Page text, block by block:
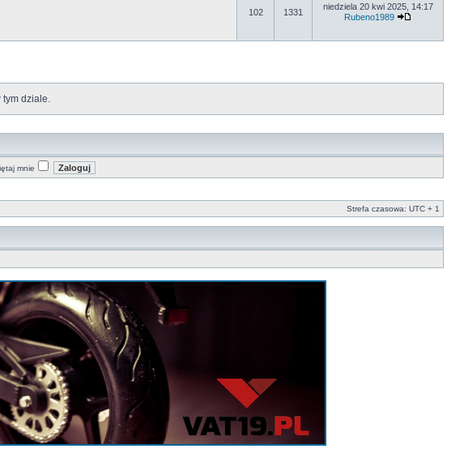
102 1331
niedziela 20 kwi 2025, 14:17
Rubeno1989
dziale.
mnie
Strefa czasowa: UTC + 1